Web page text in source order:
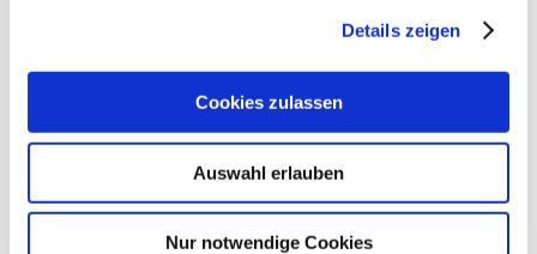
Details zeigen
Cookies zulassen
Auswahl erlauben
Nur notwendige Cookies
Öffnungszeiten Kontakt